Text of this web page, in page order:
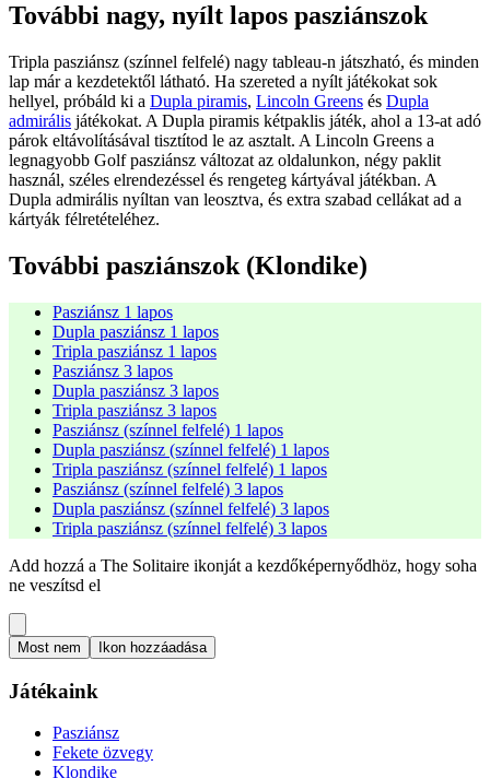
További nagy, nyílt lapos pasziánszok
Tripla pasziánsz (színnel felfelé) nagy tableau-n játszható, és minden
lap már a kezdetektől látható. Ha szereted a nyílt játékokat sok
hellyel, próbáld ki a Dupla piramis, Lincoln Greens és Dupla
admirális játékokat. A Dupla piramis kétpaklis játék, ahol a 13-at adó
párok eltávolításával tisztítod le az asztalt. A Lincoln Greens a
legnagyobb Golf pasziánsz változat az oldalunkon, négy paklit
használ, széles elrendezéssel és rengeteg kártyával játékban. A
Dupla admirális nyíltan van leosztva, és extra szabad cellákat ad a
kártyák félretételéhez.
További pasziánszok (Klondike)
Pasziánsz 1 lapos
Dupla pasziánsz 1 lapos
Tripla pasziánsz 1 lapos
Pasziánsz 3 lapos
Dupla pasziánsz 3 lapos
Tripla pasziánsz 3 lapos
Pasziánsz (színnel felfelé) 1 lapos
Dupla pasziánsz (színnel felfelé) 1 lapos
Tripla pasziánsz (színnel felfelé) 1 lapos
Pasziánsz (színnel felfelé) 3 lapos
Dupla pasziánsz (színnel felfelé) 3 lapos
Tripla pasziánsz (színnel felfelé) 3 lapos
Add hozzá a The Solitaire ikonját a kezdőképernyődhöz, hogy soha
ne veszítsd el
Most nem Ikon hozzáadása
Játékaink
Pasziánsz
Fekete özvegy
Klondike